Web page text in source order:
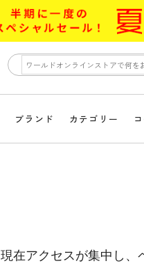
ブランド カテゴリー
現在アクセスが集中し、